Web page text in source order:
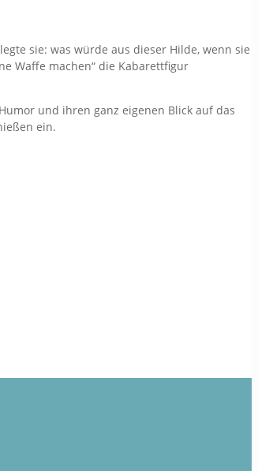
sie: was würde aus dieser Hilde, wenn sie
Waffe machen“ die Kabarettfigur
und ihren ganz eigenen Blick auf das
ein.